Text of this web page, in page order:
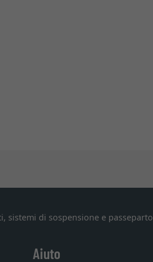
sistemi di sospensione e
Aiuto